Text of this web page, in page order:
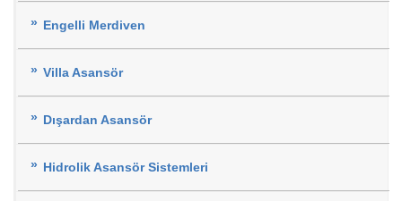
Engelli Merdiven
Villa Asansör
Dışardan Asansör
Hidrolik Asansör Sistemleri